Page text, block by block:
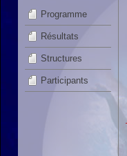
Programme
Résultats
Structures
Participants